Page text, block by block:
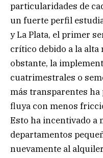
particularidades de
un fuerte perfil
y La Plata, el primer
crítico debido a la
obstante, la
cuatrimestrales o
más transparentes
fluya con menos
Esto ha incentivado a
departamentos
nuevamente al